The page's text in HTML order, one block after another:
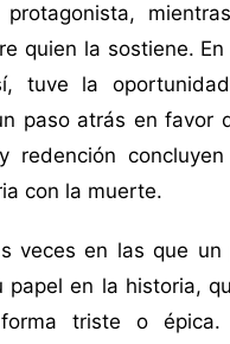
quien la sostiene.
tuve la
paso atrás en favor
redención
con la muerte.
veces en las que un
papel en la historia,
triste o épica.